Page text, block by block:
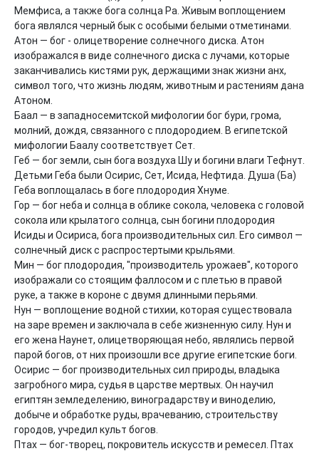
Мемфиса, а также бога солнца Ра. Живым воплощением
бога являлся черный бык с особыми белыми отметинами.
Атон — бог - олицетворение солнечного диска. Атон
изображался в виде солнечного диска с лучами, которые
заканчивались кистями рук, держащими знак жизни анх,
символ того, что жизнь людям, животным и растениям дана
Атоном.
Баал — в западносемитской мифологии бог бури, грома,
молний, дождя, связанного с плодородием. В египетской
мифологии Баалу соответствует Сет.
Геб — бог земли, сын бога воздуха Шу и богини влаги Тефнут.
Детьми Геба были Осирис, Сет, Исида, Нефтида. Душа (Ба)
Геба воплощалась в боге плодородия Хнуме.
Гор — бог неба и солнца в облике сокола, человека с головой
сокола или крылатого солнца, сын богини плодородия
Исиды и Осириса, бога производительных сил. Его символ —
солнечный диск с распростертыми крыльями.
Мин — бог плодородия, "производитель урожаев", которого
изображали со стоящим фаллосом и с плетью в правой
руке, а также в короне с двумя длинными перьями.
Нун — воплощение водной стихии, которая существовала
на заре времен и заключала в себе жизненную силу. Нун и
его жена Наунет, олицетворяющая небо, являлись первой
парой богов, от них произошли все другие египетские боги.
Осирис — бог производительных сил природы, владыка
загробного мира, судья в царстве мертвых. Он научил
египтян земледелению, виноградарству и виноделию,
добыче и обработке руды, врачеванию, строительству
городов, учредил культ богов.
Птах — бог-творец, покровитель искусств и ремесел. Птах